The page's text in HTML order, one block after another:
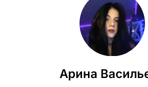
Арина